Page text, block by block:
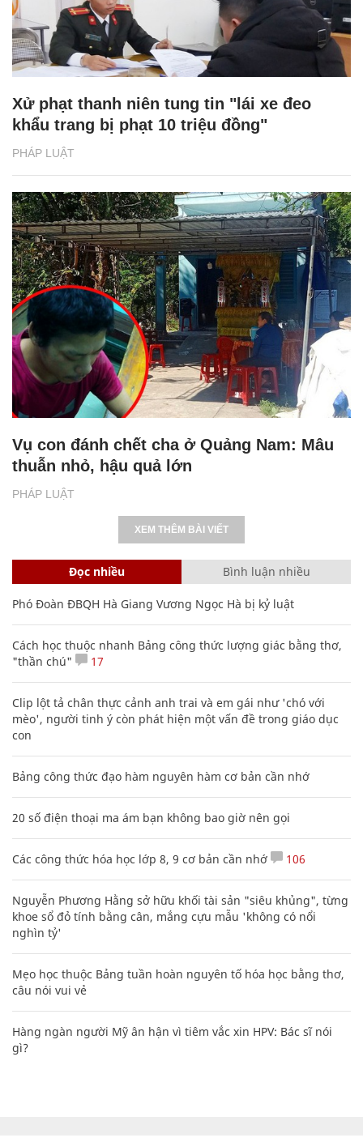
PHÁP LUẬT
Xử phạt thanh niên tung tin "lái xe đeo
khẩu trang bị phạt 10 triệu đồng"
PHÁP LUẬT
Vụ con đánh chết cha ở Quảng Nam: Mâu
thuẫn nhỏ, hậu quả lớn
XEM THÊM BÀI VIẾT
Đọc nhiều Bình luận nhiều
Phó Đoàn ĐBQH Hà Giang Vương Ngọc Hà bị kỷ luật
Cách học thuộc nhanh Bảng công thức lượng giác bằng thơ,
"thần chú"
17
Clip lột tả chân thực cảnh anh trai và em gái như 'chó với
mèo', người tinh ý còn phát hiện một vấn đề trong giáo dục
con
Bảng công thức đạo hàm nguyên hàm cơ bản cần nhớ
20 số điện thoại ma ám bạn không bao giờ nên gọi
Các công thức hóa học lớp 8, 9 cơ bản cần nhớ 106
Nguyễn Phương Hằng sở hữu khối tài sản "siêu khủng", từng
khoe sổ đỏ tính bằng cân, mắng cựu mẫu 'không có nổi
nghìn tỷ'
Mẹo học thuộc Bảng tuần hoàn nguyên tố hóa học bằng thơ,
câu nói vui vẻ
Hàng ngàn người Mỹ ân hận vì tiêm vắc xin HPV: Bác sĩ nói
gì?